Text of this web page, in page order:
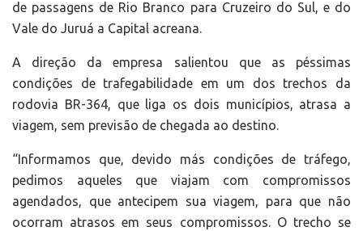
de passagens de Rio Branco para Cruzeiro do Sul, e do
Vale do Juruá a Capital acreana.
A direção da empresa salientou que as péssimas
condições de trafegabilidade em um dos trechos da
rodovia BR-364, que liga os dois municípios, atrasa a
viagem, sem previsão de chegada ao destino.
“Informamos que, devido más condições de tráfego,
pedimos aqueles que viajam com compromissos
agendados, que antecipem sua viagem, para que não
ocorram atrasos em seus compromissos. O trecho se